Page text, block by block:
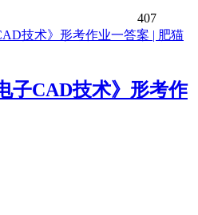
407
子CAD技术》形考作